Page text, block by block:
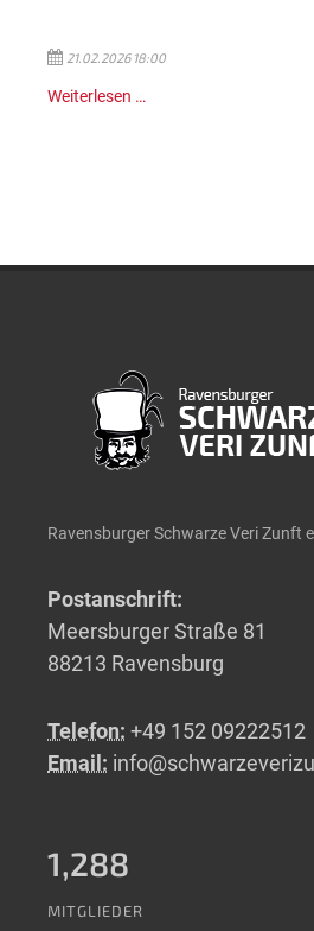
21.02.2026 18:00
Weiterlesen …
Ravensburger Schwarze Veri Zunft
Postanschrift:
Meersburger Straße 81
88213 Ravensburg
Telefon: +49 152 09222512
Email:
1,288
MITGLIEDER